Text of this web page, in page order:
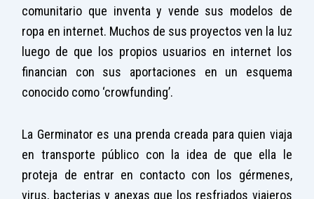
comunitario que inventa y vende sus modelos de
ropa en internet. Muchos de sus proyectos ven la luz
luego de que los propios usuarios en internet los
financian con sus aportaciones en un esquema
conocido como ‘crowfunding’.
La Germinator es una prenda creada para quien viaja
en transporte público con la idea de que ella le
proteja de entrar en contacto con los gérmenes,
virus, bacterias y anexas que los resfriados viajeros